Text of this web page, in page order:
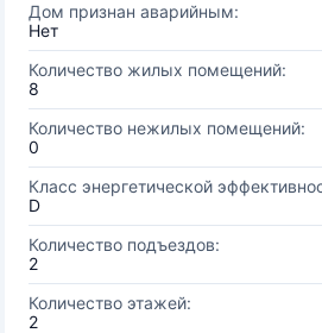
Дом признан аварийным:
Нет
Количество жилых помещений:
8
Количество нежилых помещений:
0
Класс энергетической
D
Количество подъездов:
2
Количество этажей:
2